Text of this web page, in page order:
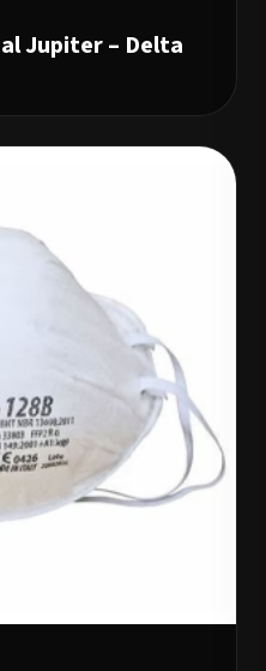
Jupiter – Delta